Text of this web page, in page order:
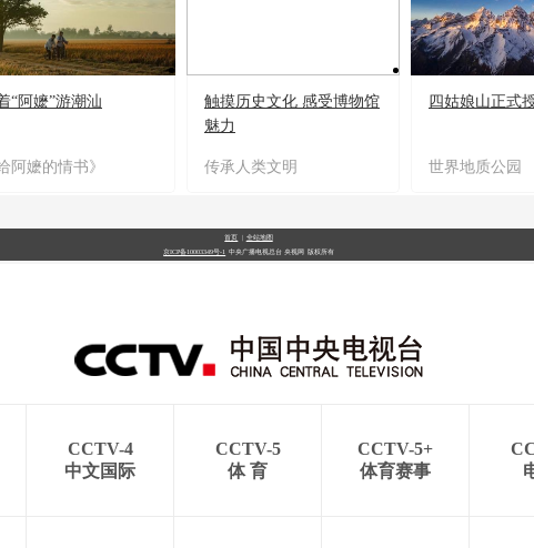
“阿嬷”游潮汕
阿嬷的情书》
触摸历史文化 感受博物馆
魅力
传承人类文明
四姑娘山正式
世界地质公园
首页 全站地图
京ICP备10003349号-1 中央广播电视总台 央视网 版权所有
CCTV-4
中文国际
CCTV-5
体 育
CCTV-5+
体育赛事